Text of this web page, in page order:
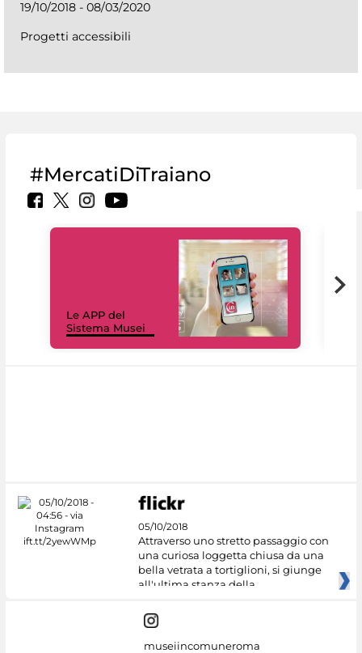
19/10/2018 - 08/03/2020
Progetti accessibili
#MercatiDiTraiano
Le APP del
Sistema Musei
05/10/2018
Attraverso uno stretto passaggio con
una curiosa loggetta chiusa da una
bella vetrata a tortiglioni, si giunge
all'ultima stanza della
museiincomuneroma